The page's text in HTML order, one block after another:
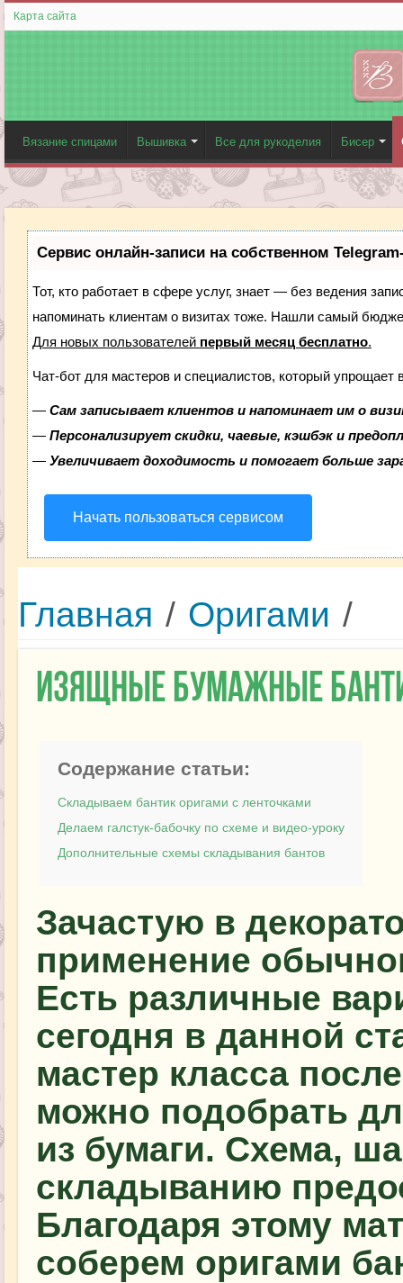
Карта сайта
Вязание спицами Вышивка Все для рукоделия Бисер
Сервис онлайн-записи на собственном
Тот, кто работает в сфере услуг, знает — без ведения
напоминать клиентам о визитах тоже. Нашли самый
Для новых пользователей первый месяц бесплатно.
Чат-бот для мастеров и специалистов, который упрощает
— Сам записывает клиентов и напоминает им о
— Персонализирует скидки, чаевые, кэшбэк и
— Увеличивает доходимость и помогает больше
Начать пользоваться сервисом
Главная / Оригами /
Изящные бумажные
Содержание статьи:
Складываем бантик оригами с ленточками
Делаем галстук-бабочку по схеме и видео-уроку
Дополнительные схемы складывания бантов
Зачастую в
применение
Есть различные
сегодня в данной
мастер класса
можно подобрать
из бумаги. Схема,
складыванию
Благодаря этому
соберем оригами